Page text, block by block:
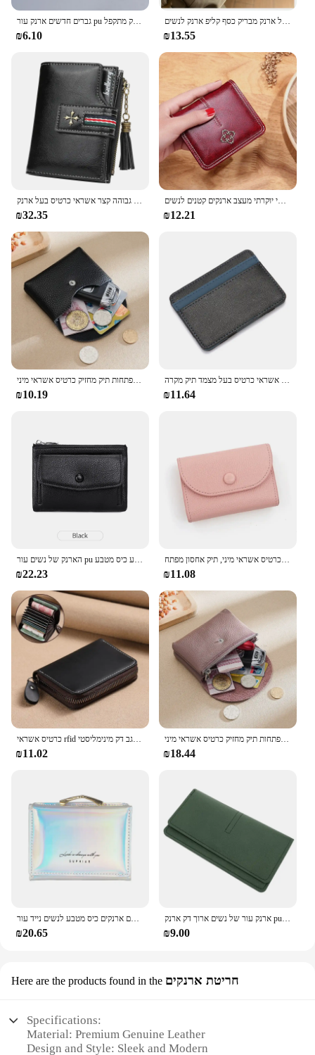
גברים חדשים ארנק עור pu קצר צבע אחיד פשוט מלא זכר כרטיס אשראי כסף קטן ארנקים עסקים ארנק מתקפל
₪6.10
נשים מיני אופנה מבריק מתכתי פטנט עור מפוצל ארנק אשראי כרטיס בעל ארנק מבריק כסף קליפ ארנק לנשים
₪13.55
אופנה קטן שמן שעווה עור ארנק נשים אופנתי רוכסן & וו כרטיס ארנק אישה באיכות גבוהה קצר אשראי כרטיס בעל ארנק
₪32.35
ארנקים מעור ארנקים קצרים תיק מטבע ארנק רוכסן מחזיק כרטיס אשראי יוקרתי מעצב ארנקים קטנים לנשים
₪12.21
שם מותאם אישית אופנה נשים ארנק עור אמיתי ארנק קטן מטבע קטן תיק אחסון מפתחות תיק מחזיק כרטיס אשראי מיני
₪10.19
אולטרה דק עור מפוצל נשים גברים קסם ארנקים מיני קטן מטבע ארנקי נייד קצר עסקי אשראי כרטיס בעל מצמד תיק מקרה
₪11.64
הארנק של נשים עור pu צווארון קצר כפול רוכסן צבע אחיד קיבולת גדולה תיק בעל כרטיס אשראי עם מטבע כיס מטבע
₪22.23
ארנק קטן עור, ארנק עור כפול, ארנק מטבע קטן לנשים, מחזיק כרטיס אשראי מיני, תיק אחסון מפתח
₪11.08
כרטיס אשראי rfid מחזיק כרטיס אשראי גברים של תיק רישיון כרטיס בנק תיק עוגב דק מינימליסטי
₪11.02
אותיות מותאמות אישית ארנק קטן עור אמיתי ארנק כפול מטבע קטן ארנק אחסון מפתחות תיק מחזיק כרטיס אשראי מיני
₪18.44
₪20.65 ₪9.00
Here are the products found in the חריטת ארנקים
Specifications:
Material: Premium Genuine Leather
Design and Style: Sleek and Modern